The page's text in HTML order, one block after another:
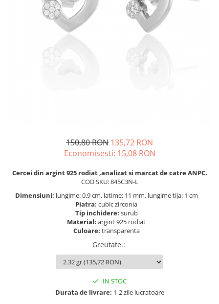
SETURI BIJUTERII
LANTURI TIP ROZARIU
150,80 RON 135,72 RON
Economisesti: 15,08 RON
Cercei din argint 925 rodiat ,analizat si marcat de catre ANPC.
COD SKU: 845C3N-L
Dimensiuni: lungime: 0.9 cm, latime: 11 mm, lungime tija: 1 cm
Piatra: cubic zirconia
Tip inchidere: surub
Material: argint 925 rodiat
Culoare: transparenta
Greutate.:
IN STOC
Durata de livrare: 1-2 zile lucratoare